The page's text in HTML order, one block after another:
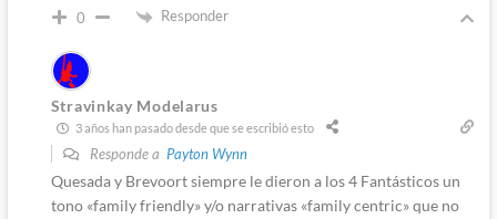
0 Responder
Stravinkay Modelarus
3 años han pasado desde que se escribió esto
Responde a Payton Wynn
Quesada y Brevoort siempre le dieron a los 4 Fantásticos un
tono «family friendly» y/o narrativas «family centric» que no